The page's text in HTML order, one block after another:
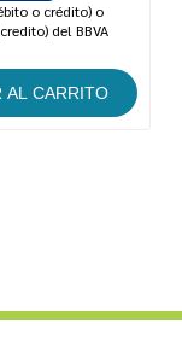
o crédito) o
del BBVA